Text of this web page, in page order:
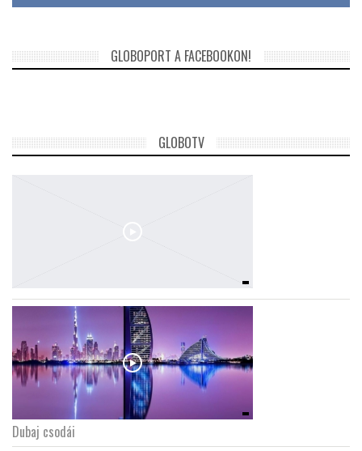
GLOBOPORT A FACEBOOKON!
GLOBOTV
Dubaj csodái